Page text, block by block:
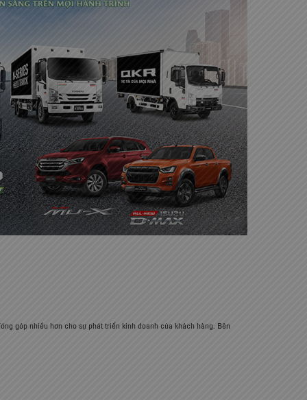
góp nhiều hơn cho sự phát triển kinh doanh của khách hàng. Bên